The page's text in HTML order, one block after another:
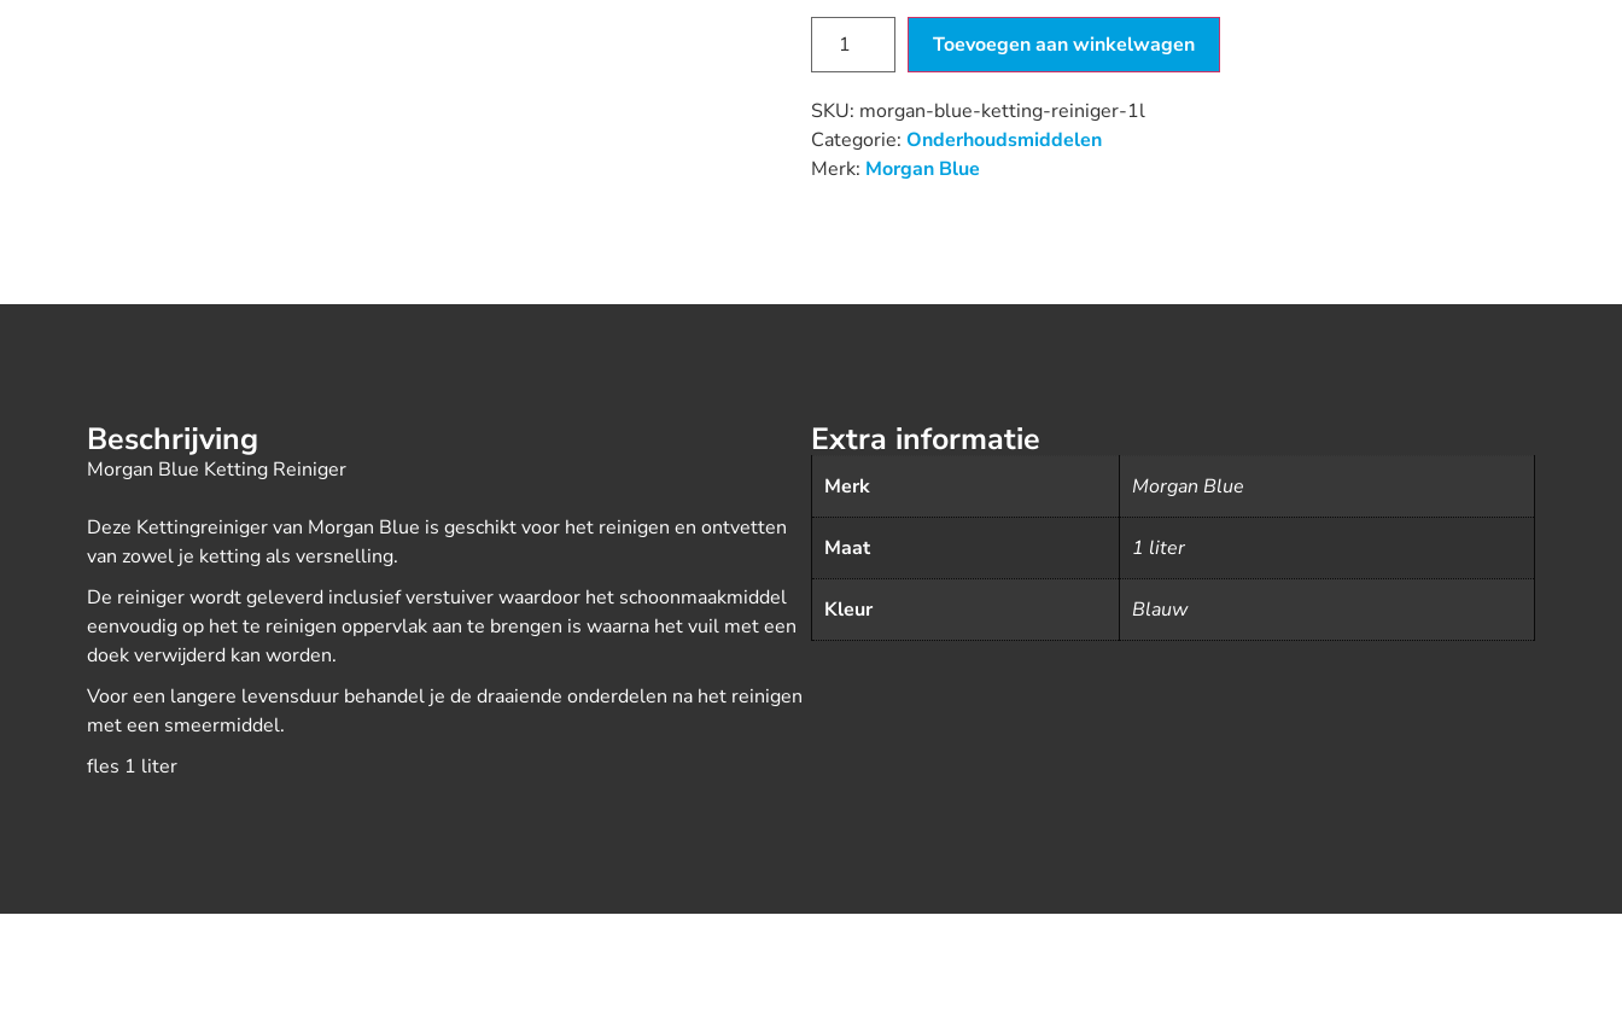
Toevoegen aan winkelwagen
SKU: morgan-blue-ketting-reiniger-1l
Categorie: Onderhoudsmiddelen
Merk: Morgan Blue
Beschrijving
Morgan Blue Ketting Reiniger
Deze Kettingreiniger van Morgan Blue is geschikt voor het reinigen en ontvetten
van zowel je ketting als versnelling.
De reiniger wordt geleverd inclusief verstuiver waardoor het schoonmaakmiddel
eenvoudig op het te reinigen oppervlak aan te brengen is waarna het vuil met een
doek verwijderd kan worden.
Voor een langere levensduur behandel je de draaiende onderdelen na het reinigen
met een smeermiddel.
fles 1 liter
Extra informatie
Merk Morgan Blue
Maat 1 liter
Kleur Blauw